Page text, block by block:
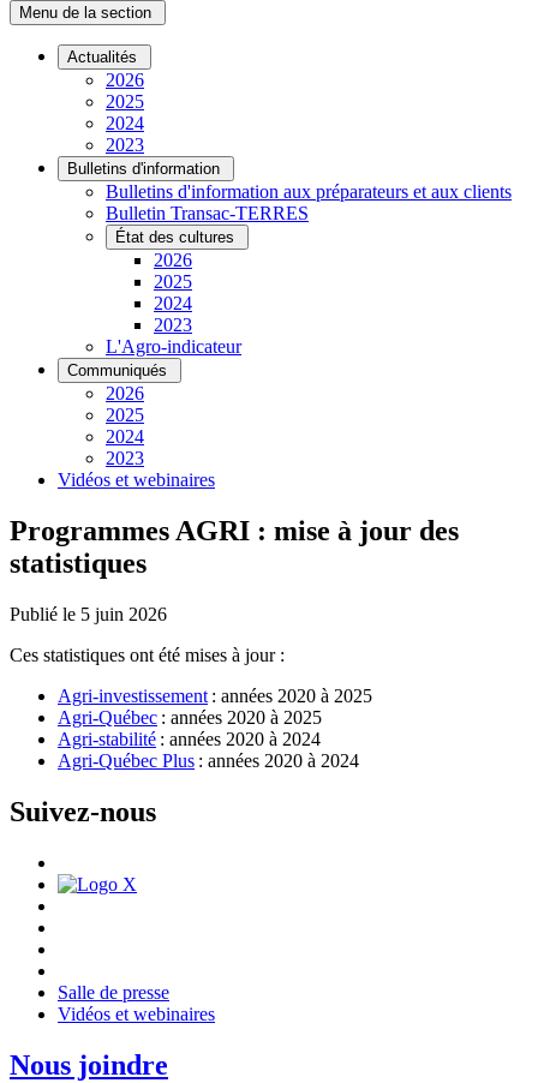
Menu de la section
Actualités
2026
2025
2024
2023
Bulletins d'information
Bulletins d'information aux préparateurs et aux clients
Bulletin Transac-TERRES
État des cultures
2026
2025
2024
2023
L'Agro-indicateur
Communiqués
2026
2025
2024
2023
Vidéos et webinaires
Programmes AGRI : mise à jour des
statistiques
Publié le 5 juin 2026
Ces statistiques ont été mises à jour :
Agri-investissement : années 2020 à 2025
Agri-Québec : années 2020 à 2025
Agri-stabilité : années 2020 à 2024
Agri-Québec Plus : années 2020 à 2024
Suivez-nous
Salle de presse
Vidéos et webinaires
Nous joindre